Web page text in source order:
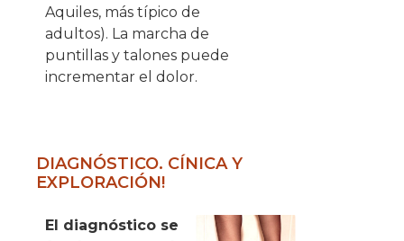
Aquiles, más típico de
adultos). La marcha de
puntillas y talones puede
incrementar el dolor.
DIAGNÓSTICO. CÍNICA Y
EXPLORACIÓN!
El diagnóstico se